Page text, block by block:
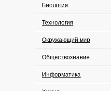
Биология
Технология
Окружающий мир
Обществознание
Информатика